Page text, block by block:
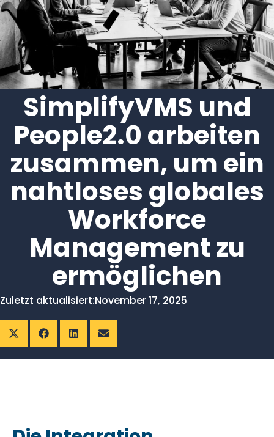
SimplifyVMS und
People2.0 arbeiten
zusammen, um ein
nahtloses globales
Workforce
Management zu
ermöglichen
Zuletzt aktualisiert:November 17, 2025